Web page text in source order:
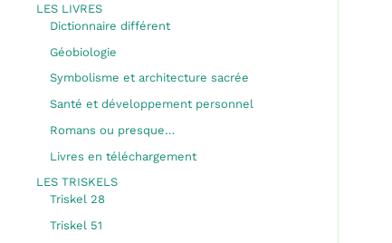
LES LIVRES
Dictionnaire différent
Géobiologie
Symbolisme et architecture sacrée
Santé et développement personnel
Romans ou presque…
Livres en téléchargement
LES TRISKELS
Triskel 28
Triskel 51